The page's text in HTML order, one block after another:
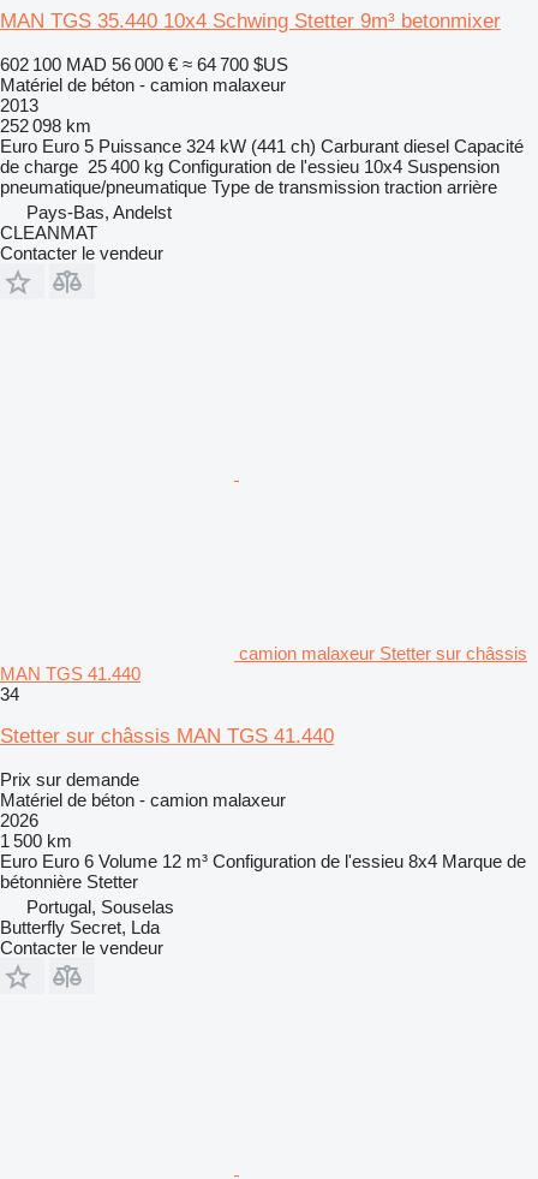
MAN TGS 35.440 10x4 Schwing Stetter 9m³ betonmixer
602 100 MAD 56 000 € ≈ 64 700 $US
Matériel de béton - camion malaxeur
2013
252 098 km
Euro Euro 5 Puissance 324 kW (441 ch) Carburant diesel Capacité
de charge 25 400 kg Configuration de l'essieu 10x4 Suspension
pneumatique/pneumatique Type de transmission traction arrière
Pays-Bas, Andelst
CLEANMAT
Contacter le vendeur
camion malaxeur Stetter sur châssis
MAN TGS 41.440
34
Stetter sur châssis MAN TGS 41.440
Prix sur demande
Matériel de béton - camion malaxeur
2026
1 500 km
Euro Euro 6 Volume 12 m³ Configuration de l'essieu 8x4 Marque de
bétonnière Stetter
Portugal, Souselas
Butterfly Secret, Lda
Contacter le vendeur